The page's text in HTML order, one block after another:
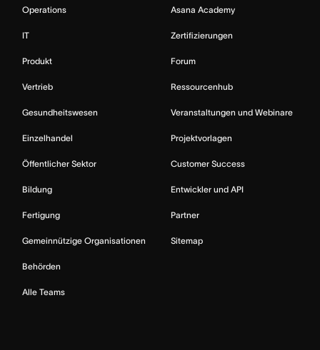
Operations
IT
Produkt
Vertrieb
Gesundheitswesen
Einzelhandel
Öffentlicher Sektor
Bildung
Fertigung
Gemeinnützige Organisationen
Behörden
Alle Teams
Asana Academy
Zertifizierungen
Forum
Ressourcenhub
Veranstaltungen und Webinare
Projektvorlagen
Customer Success
Entwickler und API
Partner
Sitemap